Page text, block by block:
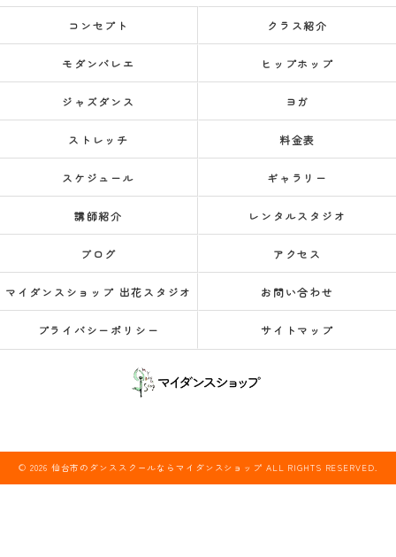
コンセプト クラス紹介
モダンバレエ ヒップホップ
ジャズダンス ヨガ
ストレッチ 料金表
スケジュール ギャラリー
講師紹介 レンタルスタジオ
ブログ アクセス
マイダンスショップ 出花スタジオ お問い合わせ
プライバシーポリシー サイトマップ
© 2026 仙台市のダンススクールならマイダンスショップ ALL RIGHTS RESERVED.